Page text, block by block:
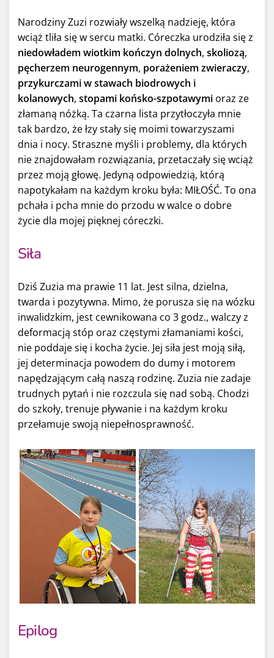
Narodziny Zuzi rozwiały wszelką nadzieję, która
wciąż tliła się w sercu matki. Córeczka urodziła się z
niedowładem wiotkim kończyn dolnych, skoliozą,
pęcherzem neurogennym, porażeniem zwieraczy,
przykurczami w stawach biodrowych i
kolanowych, stopami końsko-szpotawymi oraz ze
złamaną nóżką. Ta czarna lista przytłoczyła mnie
tak bardzo, że łzy stały się moimi towarzyszami
dnia i nocy. Straszne myśli i problemy, dla których
nie znajdowałam rozwiązania, przetaczały się wciąż
przez moją głowę. Jedyną odpowiedzią, którą
napotykałam na każdym kroku była: MIŁOŚĆ. To ona
pchała i pcha mnie do przodu w walce o dobre
życie dla mojej pięknej córeczki.
Siła
Dziś Zuzia ma prawie 11 lat. Jest silna, dzielna,
twarda i pozytywna. Mimo, że porusza się na wózku
inwalidzkim, jest cewnikowana co 3 godz., walczy z
deformacją stóp oraz częstymi złamaniami kości,
nie poddaje się i kocha życie. Jej siła jest moją siłą,
jej determinacja powodem do dumy i motorem
napędzającym całą naszą rodzinę. Zuzia nie zadaje
trudnych pytań i nie rozczula się nad sobą. Chodzi
do szkoły, trenuje pływanie i na każdym kroku
przełamuje swoją niepełnosprawność.
Epilog